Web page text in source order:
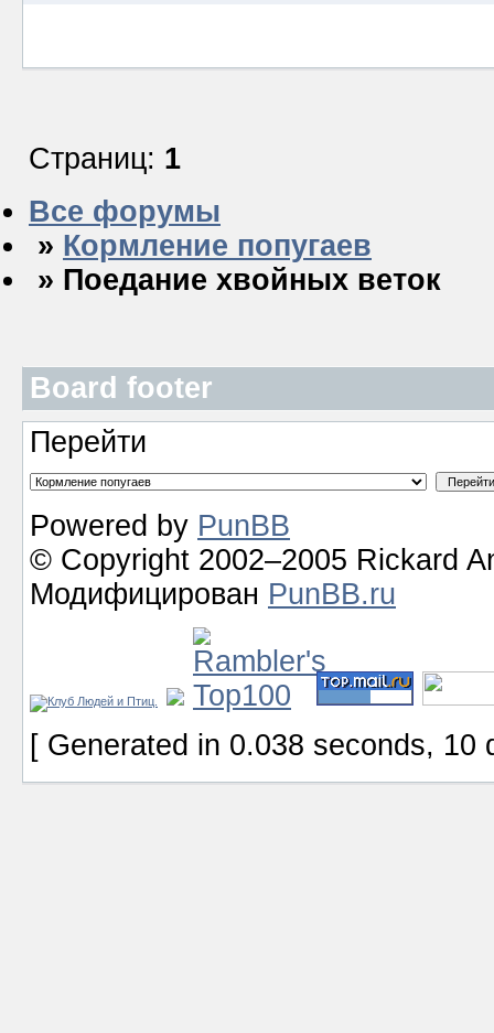
Страниц: 1
Все форумы
» Кормление попугаев
» Поедание хвойных веток
Board footer
Перейти
Powered by PunBB
© Copyright 2002–2005 Rickard
Модифицирован PunBB.ru
[ Generated in 0.038 seconds, 10